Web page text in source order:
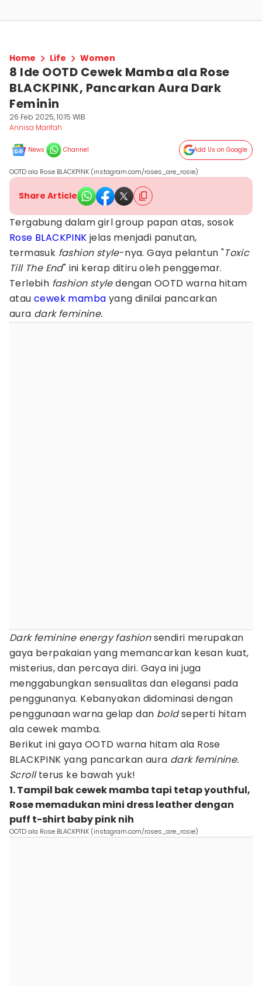
Home Life Women
8 Ide OOTD Cewek Mamba ala Rose
BLACKPINK, Pancarkan Aura Dark
Feminin
26 Feb 2025, 10:15 WIB
Annisa Marifah
News Channel Add Us on Google
OOTD ala Rose BLACKPINK (instagram.com/roses_are_rosie)
Share Article
Tergabung dalam girl group papan atas, sosok
Rose BLACKPINK jelas menjadi panutan,
termasuk fashion style-nya. Gaya pelantun "Toxic
Till The End" ini kerap ditiru oleh penggemar.
Terlebih fashion styledengan OOTD warna hitam
atau cewek mamba yang dinilai pancarkan
aura dark feminine.
Dark feminine energy fashionsendiri merupakan
gaya berpakaian yang memancarkan kesan kuat,
misterius, dan percaya diri. Gaya ini juga
menggabungkan sensualitas dan elegansi pada
penggunanya. Kebanyakan didominasi dengan
penggunaan warna gelap dan boldseperti hitam
ala cewek mamba.
Berikut ini gaya OOTD warna hitam ala Rose
BLACKPINK yang pancarkan aura dark feminine.
Scrollterus ke bawah yuk!
1. Tampil bak cewek mamba tapi tetap youthful,
Rose memadukan mini dress leather dengan
puff t-shirt baby pink nih
OOTD ala Rose BLACKPINK (instagram.com/roses_are_rosie)